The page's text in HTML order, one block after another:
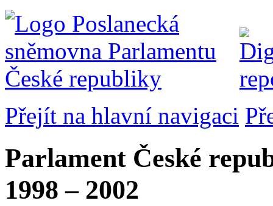
Přejít na hlavní navigaci
Parlament České
1998 – 2002